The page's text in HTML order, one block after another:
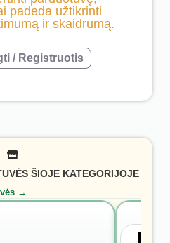
padeda užtikrinti
ir skaidrumą.
/ Registruotis
ŠIOJE KATEGORIJOJE
→